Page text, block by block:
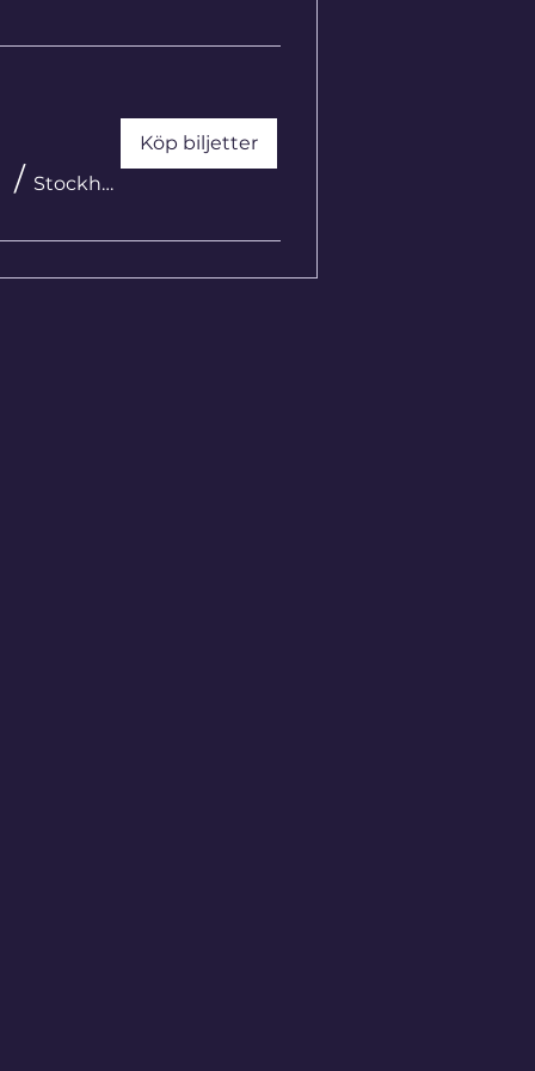
/ Stockholm
Köp biljetter